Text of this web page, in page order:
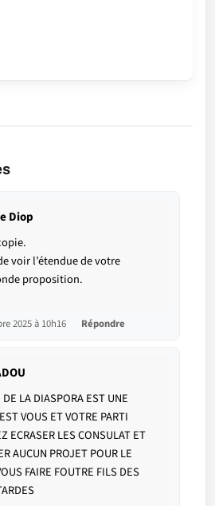
Diop
voir l’étendue de votre
proposition.
2025 à 10h16 Répondre
LA DIASPORA EST UNE
VOUS ET VOTRE PARTI
ECRASER LES CONSULAT ET
AUCUN PROJET POUR LE
FAIRE FOUTRE FILS DES